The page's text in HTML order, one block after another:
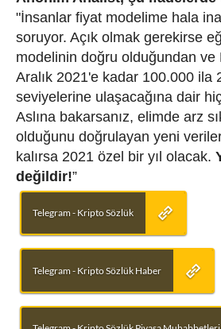
"İnsanlar fiyat modelime hala
soruyor. Açık olmak gerekirse
modelinin doğru olduğundan ve
Aralık 2021'e kadar 100.000 ila
seviyelerine ulaşacağına dair
Aslına bakarsanız, elimde arz
olduğunu doğrulayan yeni
kalırsa 2021 özel bir yıl olacak.
değildir!”
Telegram - Kripto Sözlük
Telegram - Kripto Sözlük Haber